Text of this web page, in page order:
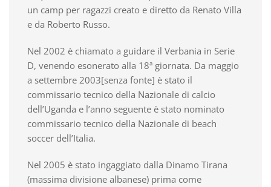
un camp per ragazzi creato e diretto da Renato Villa
e da Roberto Russo.
Nel 2002 è chiamato a guidare il Verbania in Serie
D, venendo esonerato alla 18ª giornata. Da maggio
a settembre 2003[senza fonte] è stato il
commissario tecnico della Nazionale di calcio
dell’Uganda e l’anno seguente è stato nominato
commissario tecnico della Nazionale di beach
soccer dell’Italia.
Nel 2005 è stato ingaggiato dalla Dinamo Tirana
(massima divisione albanese) prima come